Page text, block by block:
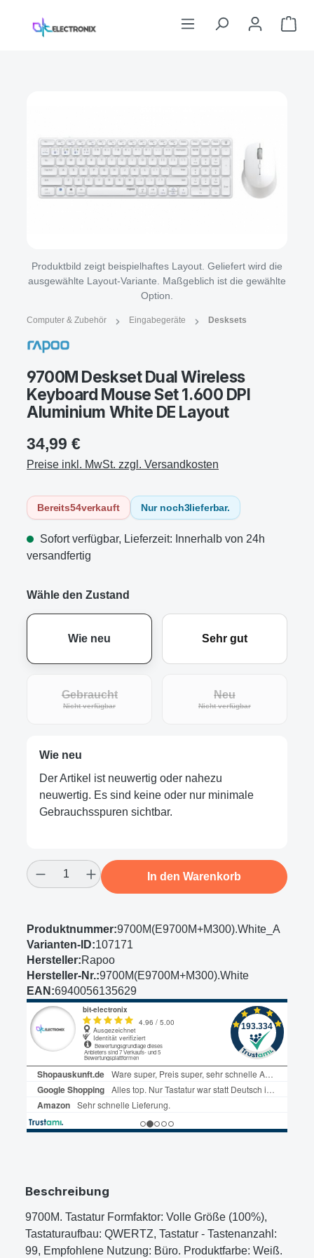
Zum Hauptinhalt springen
Produktbild zeigt beispielhaftes Layout. Geliefert wird die
ausgewählte Layout-Variante. Maßgeblich ist die gewählte
Option.
Computer & Zubehör Eingabegeräte Desksets
9700M Deskset Dual Wireless
Keyboard Mouse Set 1.600 DPI
Aluminium White DE Layout
34,99 €
Preise inkl. MwSt. zzgl. Versandkosten
Bereits54verkauft Nur noch3lieferbar.
Sofort verfügbar, Lieferzeit: Innerhalb von 24h
versandfertig
Wähle den Zustand
Wie neu Sehr gut
Gebraucht
Nicht verfügbar(Diese Option ist zurzeit nicht verfügbar.)
Neu
Nicht verfügbar(Diese Option ist
Wie neu
Der Artikel ist neuwertig oder nahezu
neuwertig. Es sind keine oder nur minimale
Gebrauchsspuren sichtbar.
Produkt Anzahl: Gib den gewünschten
In den Warenkorb
Produktnummer:9700M(E9700M+M300).White_A
Varianten-ID:107171
Hersteller:Rapoo
Hersteller-Nr.:9700M(E9700M+M300).White
EAN:6940056135629
Beschreibung
9700M. Tastatur Formfaktor: Volle Größe (100%),
Tastaturaufbau: QWERTZ, Tastatur - Tastenanzahl:
99, Empfohlene Nutzung: Büro. Produktfarbe: Weiß.